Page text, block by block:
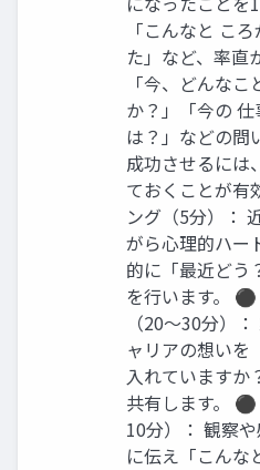
「こんなと こ
た」など、率
「今、どんな
か？」「今の
は？」などの問
成功させるには
ておくことが有
ング（5分）：
がら心理的ハー
的に「最近どう
を行います。
（20〜30分）
ャリアの想いを
入れていますか
共有します。
10分）： 観察
に伝え「こんな